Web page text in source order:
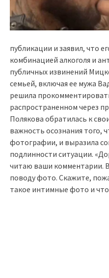
публикации и заявил, что
комбинацией алкоголя и
публичных извинений
семьей, включая ее мужа
решила
распространенном через
Полякова обратилась к
важность осознания того,
фотографии, и выразила
подлинности ситуации.
читаю ваши комментарии.
поводу фото. Скажите,
такое интимные фото и